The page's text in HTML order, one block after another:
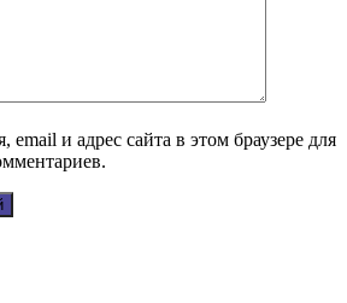
и адрес сайта в этом браузере для